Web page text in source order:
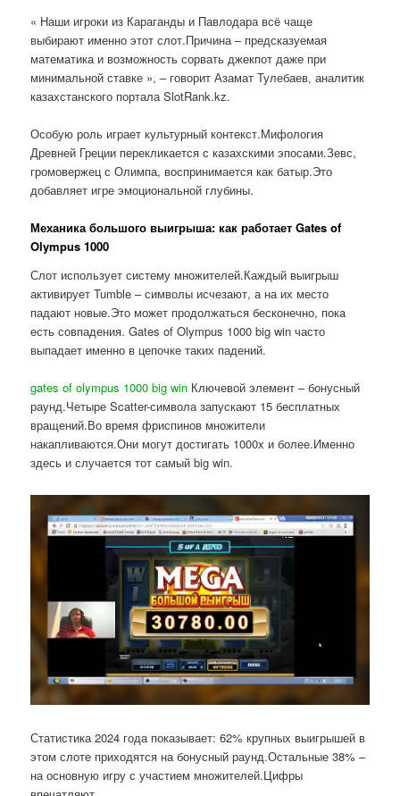
« Наши игроки из Караганды и Павлодара всё чаще
выбирают именно этот слот.Причина – предсказуемая
математика и возможность сорвать джекпот даже при
минимальной ставке », – говорит Азамат Тулебаев, аналитик
казахстанского портала SlotRank.kz.
Особую роль играет культурный контекст.Мифология
Древней Греции перекликается с казахскими эпосами.Зевс,
громовержец с Олимпа, воспринимается как батыр.Это
добавляет игре эмоциональной глубины.
Механика большого выигрыша: как работает Gates of
Olympus 1000
Слот использует систему множителей.Каждый выигрыш
активирует Tumble – символы исчезают, а на их место
падают новые.Это может продолжаться бесконечно, пока
есть совпадения. Gates of Olympus 1000 big win часто
выпадает именно в цепочке таких падений.
gates of olympus 1000 big win Ключевой элемент – бонусный
раунд.Четыре Scatter-символа запускают 15 бесплатных
вращений.Во время фриспинов множители
накапливаются.Они могут достигать 1000x и более.Именно
здесь и случается тот самый big win.
Статистика 2024 года показывает: 62% крупных выигрышей в
этом слоте приходятся на бонусный раунд.Остальные 38% –
на основную игру с участием множителей.Цифры